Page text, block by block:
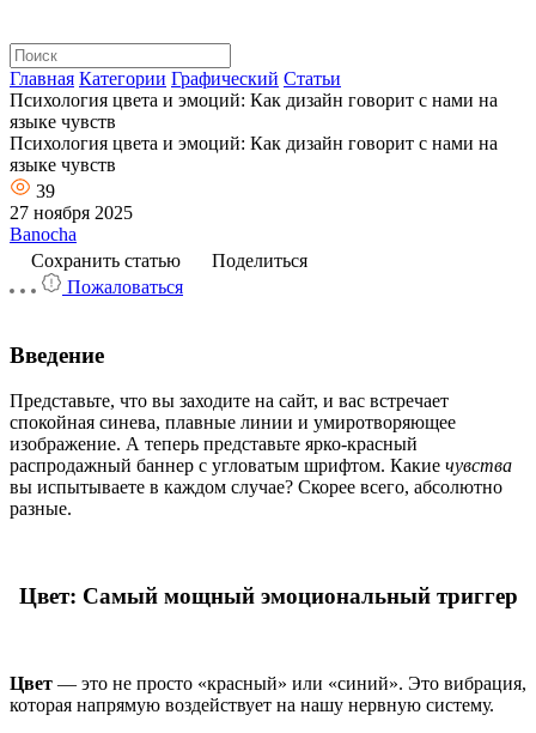
Главная Категории Графический Статьи
Психология цвета и эмоций: Как дизайн говорит с нами на
языке чувств
Психология цвета и эмоций: Как дизайн говорит с нами на
языке чувств
39
27 ноября 2025
Banocha
Сохранить статью
Поделиться
Пожаловаться
Введение
Представьте, что вы заходите на сайт, и вас встречает
спокойная синева, плавные линии и умиротворяющее
изображение. А теперь представьте ярко-красный
распродажный баннер с угловатым шрифтом. Какие чувства
вы испытываете в каждом случае? Скорее всего, абсолютно
разные.
Цвет: Самый мощный эмоциональный триггер
Цвет — это не просто «красный» или «синий». Это вибрация,
которая напрямую воздействует на нашу нервную систему.